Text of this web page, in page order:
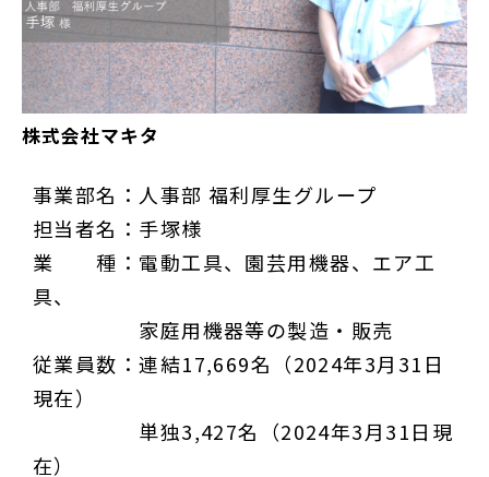
株式会社マキタ
事業部名：人事部 福利厚生グループ
担当者名：手塚様
業 種：電動工具、園芸用機器、エア工
具、
家庭用機器等の製造・販売
従業員数：連結17,669名（2024年3月31日
現在）
単独3,427名（2024年3月31日現
在）